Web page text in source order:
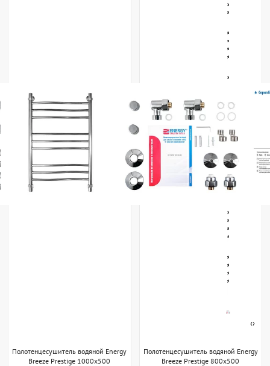
‹›
Полотенцесушитель водяной Energy
Breeze Prestige 1000x500
Полотенцесушитель водяной Energy
Breeze Prestige 800x500